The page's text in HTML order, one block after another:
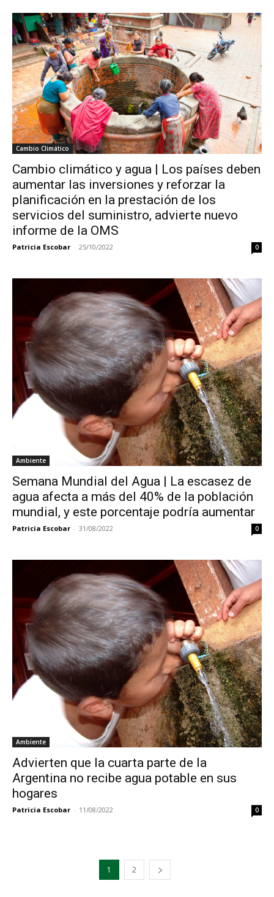
Cambio Climático
Cambio climático y agua | Los países deben
aumentar las inversiones y reforzar la
planificación en la prestación de los
servicios del suministro, advierte nuevo
informe de la OMS
Patricia Escobar - 25/10/2022 0
Ambiente
Semana Mundial del Agua | La escasez de
agua afecta a más del 40% de la población
mundial, y este porcentaje podría aumentar
Patricia Escobar - 31/08/2022 0
Ambiente
Advierten que la cuarta parte de la
Argentina no recibe agua potable en sus
hogares
Patricia Escobar - 11/08/2022 0
1 2